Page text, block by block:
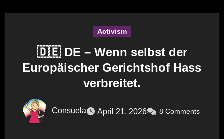
Activism
🇩🇪 DE – Wenn selbst der
Europäischer Gerichtshof Hass
verbreitet.
Consuela April 21, 2026 8 Comments